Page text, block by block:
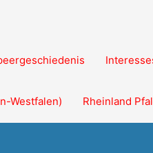
Westfalen) Rheinland